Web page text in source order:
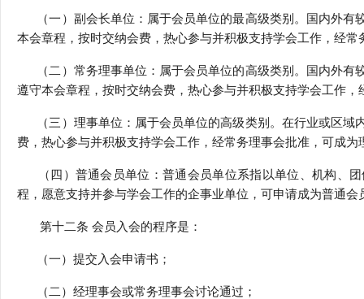
（一）副会长单位：属于会员单位的最高级类别。国内外有
本会章程，按时交纳会费，热心参与并积极支持学会工作，经
（二）常务理事单位：属于会员单位的高级类别。国内外有
遵守本会章程，按时交纳会费，热心参与并积极支持学会工作
（三）理事单位：属于会员单位的高级类别。在行业或区域
费，热心参与并积极支持学会工作，经常务理事会批准，可成为
（四）普通会员单位：普通会员单位系指以单位、机构、团
程，愿意支持并参与学会工作的企事业单位，可申请成为普通会
第十二条 会员入会的程序是：
（一）提交入会申请书；
（二）经理事会或常务理事会讨论通过；